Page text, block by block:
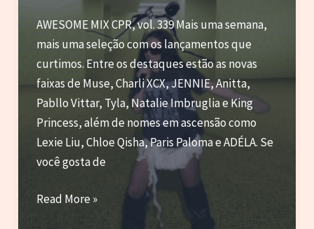
e
os
outros
lançamentos
da
semana
AWESOME MIX CPR, vol. 339 Mais uma semana,
mais uma seleção com os lançamentos que
curtimos. Entre os destaques estão as novas
faixas de Muse, Charli XCX, JENNIE, Anitta,
Pabllo Vittar, Tyla, Natalie Imbruglia e King
Princess, além de nomes em ascensão como
Lexie Liu, Chloe Qisha, Paris Paloma e ADÉLA. Se
você gosta de
Muse,
Read More »